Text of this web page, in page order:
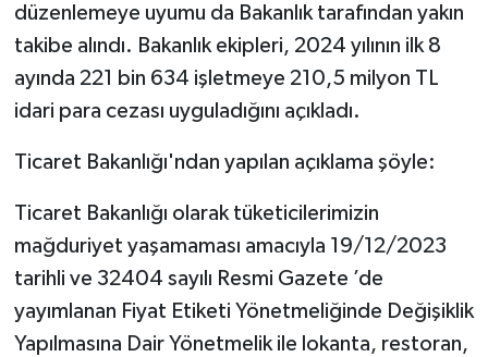
düzenlemeye uyumu da Bakanlık tarafından yakın
takibe alındı. Bakanlık ekipleri, 2024 yılının ilk 8
ayında 221 bin 634 işletmeye 210,5 milyon TL
idari para cezası uyguladığını açıkladı.
Ticaret Bakanlığı'ndan yapılan açıklama şöyle:
Ticaret Bakanlığı olarak tüketicilerimizin
mağduriyet yaşamaması amacıyla 19/12/2023
tarihli ve 32404 sayılı Resmi Gazete ’de
yayımlanan Fiyat Etiketi Yönetmeliğinde Değişiklik
Yapılmasına Dair Yönetmelik ile lokanta, restoran,